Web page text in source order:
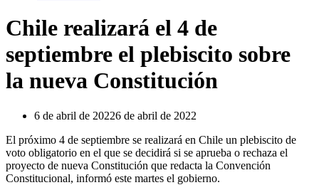
Chile realizará el 4 de
septiembre el plebiscito sobre
la nueva Constitución
6 de abril de 20226 de abril de 2022
El próximo 4 de septiembre se realizará en Chile un plebiscito de
voto obligatorio en el que se decidirá si se aprueba o rechaza el
proyecto de nueva Constitución que redacta la Convención
Constitucional, informó este martes el gobierno.